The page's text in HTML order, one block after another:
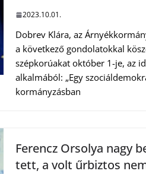
2023.10.01.
Dobrev Klára, az
a következő gondolatokkal
szépkorúakat október 1-je, az
alkalmából: „Egy
kormányzásban
Ferencz Orsolya nagy
tett, a volt űrbiztos